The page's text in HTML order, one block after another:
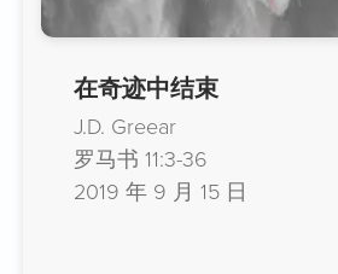
在奇迹中结束
J.D. Greear
罗马书 11:3-36
2019 年 9 月 15 日